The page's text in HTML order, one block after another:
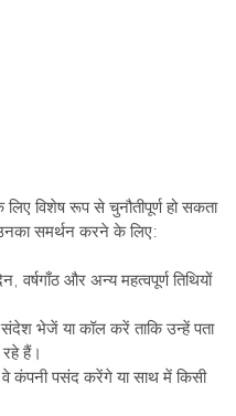
लिए विशेष रूप से चुनौतीपूर्ण हो सकता
समर्थन करने के लिए:
और अन्य महत्वपूर्ण तिथियों
भेजें या कॉल करें ताकि उन्हें पता
हैं।
कंपनी पसंद करेंगे या साथ में किसी